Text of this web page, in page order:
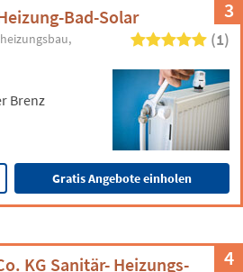
3
Bad-Solar
(1)
Brenz
Gratis Angebote einholen
4
KG Sanitär- Heizungs-